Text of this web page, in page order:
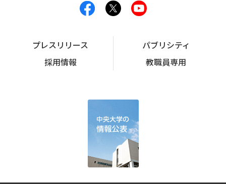
プレスリリース
パブリシティ
採用情報
教職員専用